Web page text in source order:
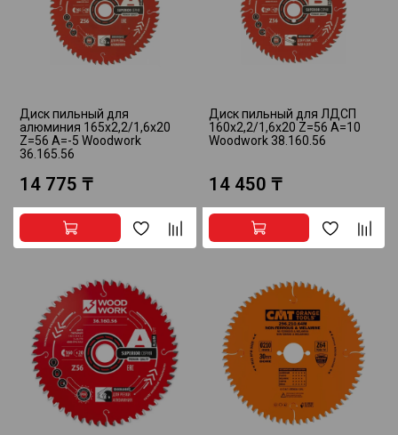
Диск пильный для
алюминия 165x2,2/1,6x20
Z=56 A=-5 Woodwork
36.165.56
14 775 ₸
Диск пильный для ЛДСП
160x2,2/1,6x20 Z=56 A=10
Woodwork 38.160.56
14 450 ₸